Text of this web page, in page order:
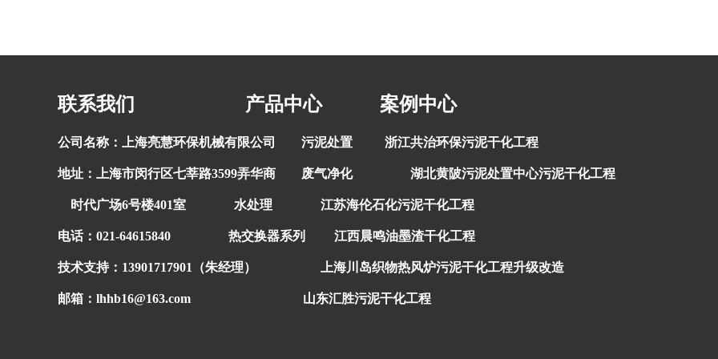
联系我们 产品中心 案例中心
公司名称：上海亮慧环保机械有限公司 污泥处置 浙江共治环保污泥干化工程
地址：上海市闵行区七莘路3599弄华商 废气净化 湖北黄陂污泥处置中心污泥干化工程
时代广场6号楼401室 水处理 江苏海伦石化污泥干化工程
电话：021-64615840 热交换器系列 江西晨鸣油墨渣干化工程
技术支持： 13901717901（朱经理） 上海川岛织物热风炉污泥干化工程升级改造
邮箱：lhhb16@163.com 山东汇胜污泥干化工程